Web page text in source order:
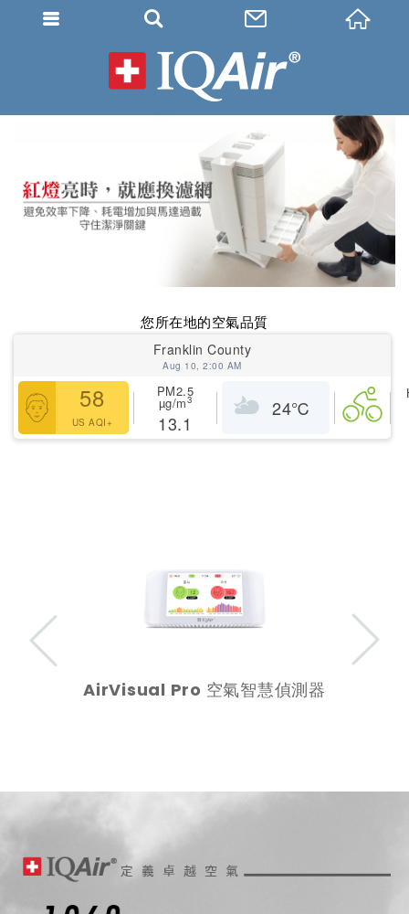
您所在地的空氣品質
Franklin County
Aug 10, 2:00 AM
58
US AQI+
PM2.5
µg/m3
13.1
24℃
AirVisual Pro 空氣智慧偵測器